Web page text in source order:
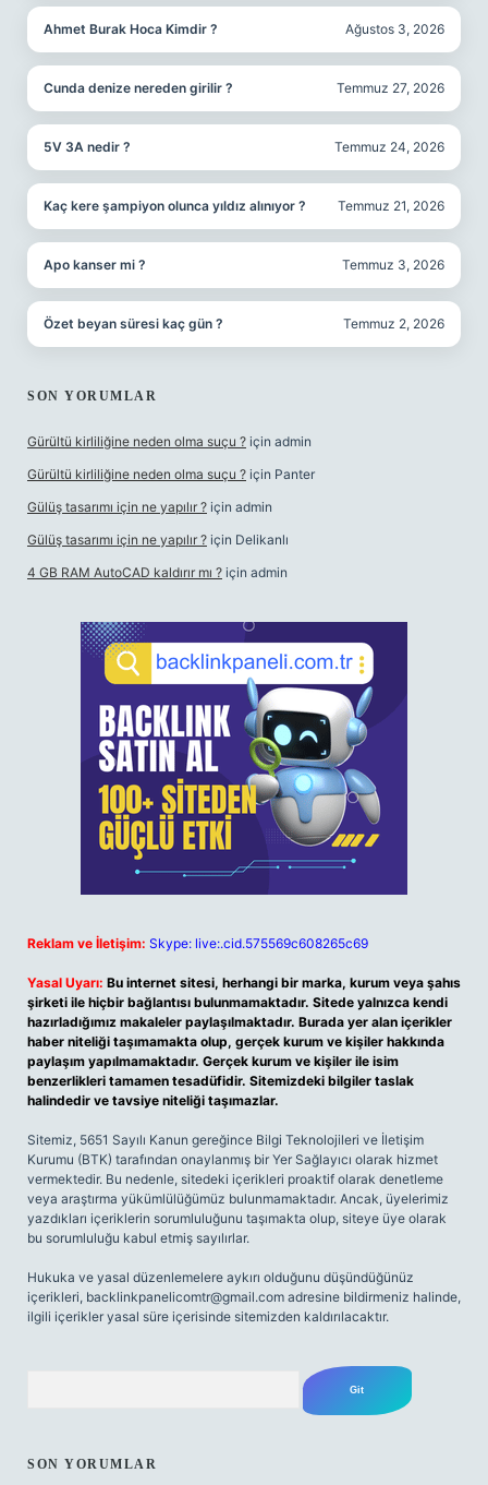
Ahmet Burak Hoca Kimdir ? Ağustos 3, 2026
Cunda denize nereden girilir ? Temmuz 27, 2026
5V 3A nedir ? Temmuz 24, 2026
Kaç kere şampiyon olunca yıldız alınıyor ? Temmuz 21, 2026
Apo kanser mi ? Temmuz 3, 2026
Özet beyan süresi kaç gün ? Temmuz 2, 2026
SON YORUMLAR
Gürültü kirliliğine neden olma suçu ? için admin
Gürültü kirliliğine neden olma suçu ? için Panter
Gülüş tasarımı için ne yapılır ? için admin
Gülüş tasarımı için ne yapılır ? için Delikanlı
4 GB RAM AutoCAD kaldırır mı ? için admin
Reklam ve İletişim: Skype: live:.cid.575569c608265c69
Yasal Uyarı: Bu internet sitesi, herhangi bir marka, kurum veya şahıs
şirketi ile hiçbir bağlantısı bulunmamaktadır. Sitede yalnızca kendi
hazırladığımız makaleler paylaşılmaktadır. Burada yer alan içerikler
haber niteliği taşımamakta olup, gerçek kurum ve kişiler hakkında
paylaşım yapılmamaktadır. Gerçek kurum ve kişiler ile isim
benzerlikleri tamamen tesadüfidir. Sitemizdeki bilgiler taslak
halindedir ve tavsiye niteliği taşımazlar.
Sitemiz, 5651 Sayılı Kanun gereğince Bilgi Teknolojileri ve İletişim
Kurumu (BTK) tarafından onaylanmış bir Yer Sağlayıcı olarak hizmet
vermektedir. Bu nedenle, sitedeki içerikleri proaktif olarak denetleme
veya araştırma yükümlülüğümüz bulunmamaktadır. Ancak, üyelerimiz
yazdıkları içeriklerin sorumluluğunu taşımakta olup, siteye üye olarak
bu sorumluluğu kabul etmiş sayılırlar.
Hukuka ve yasal düzenlemelere aykırı olduğunu düşündüğünüz
içerikleri, backlinkpanelicomtr@gmail.com adresine bildirmeniz halinde,
ilgili içerikler yasal süre içerisinde sitemizden kaldırılacaktır.
SON YORUMLAR